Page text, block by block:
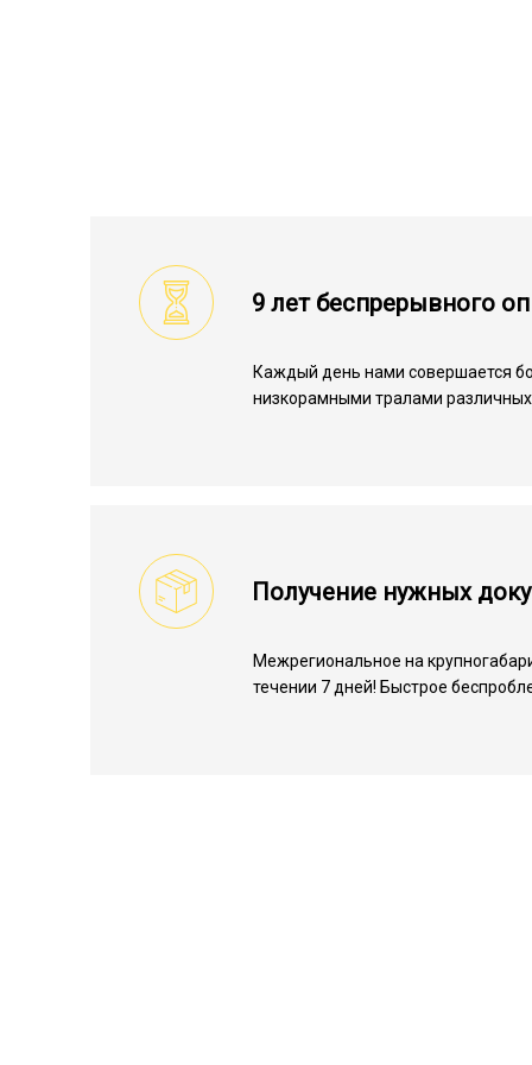
9 лет беспрерывного
Каждый день нами совершается
низкорамными тралами различных
Получение нужных
Межрегиональное на
течении 7 дней! Быстрое